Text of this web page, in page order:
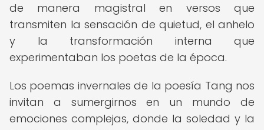
de manera magistral en versos que
transmiten la sensación de quietud, el anhelo
y la transformación interna que
experimentaban los poetas de la época.
Los poemas invernales de la poesía Tang nos
invitan a sumergirnos en un mundo de
emociones complejas, donde la soledad y la